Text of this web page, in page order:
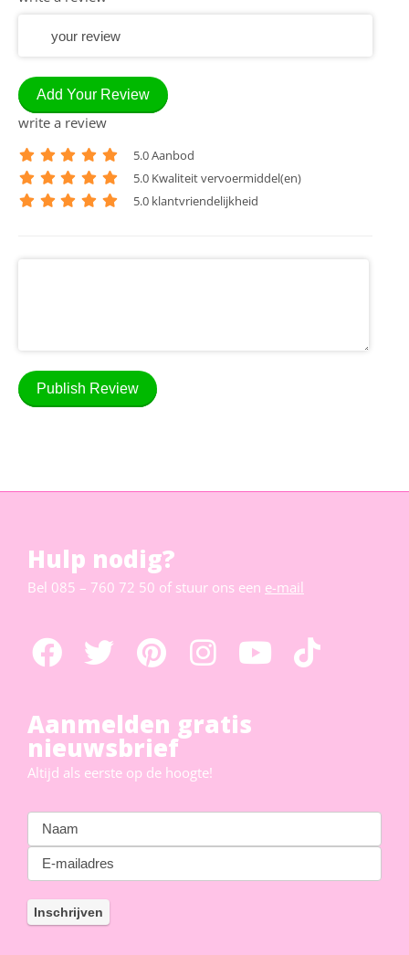
Add Your Review
write a review
5.0 Aanbod
5.0 Kwaliteit vervoermiddel(en)
5.0 klantvriendelijkheid
Publish Review
Hulp nodig?
Bel 085 – 760 72 50 of stuur ons een e-mail
Aanmelden gratis
nieuwsbrief
Altijd als eerste op de hoogte!